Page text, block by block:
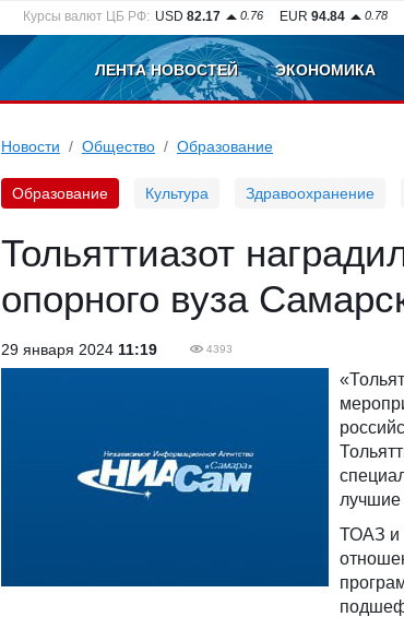
Курсы валют ЦБ РФ: USD 82.17 0.76 EUR 94.84 0.78
ЛЕНТА НОВОСТЕЙ ЭКОНОМИКА
Новости Общество Образование
Образование Культура Здравоохранение
Тольяттиазот
опорного вуза
29 января 2024 11:19 4393
лучшие
ТОАЗ и